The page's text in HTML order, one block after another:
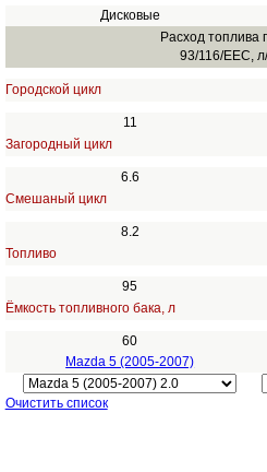
Дисковые
Расход топлива
93/116/EEC,
Городской цикл
11
Загородный цикл
6.6
Смешаный цикл
8.2
Топливо
95
Ёмкость топливного бака, л
60
Mazda 5 (2005-2007)
Очистить список